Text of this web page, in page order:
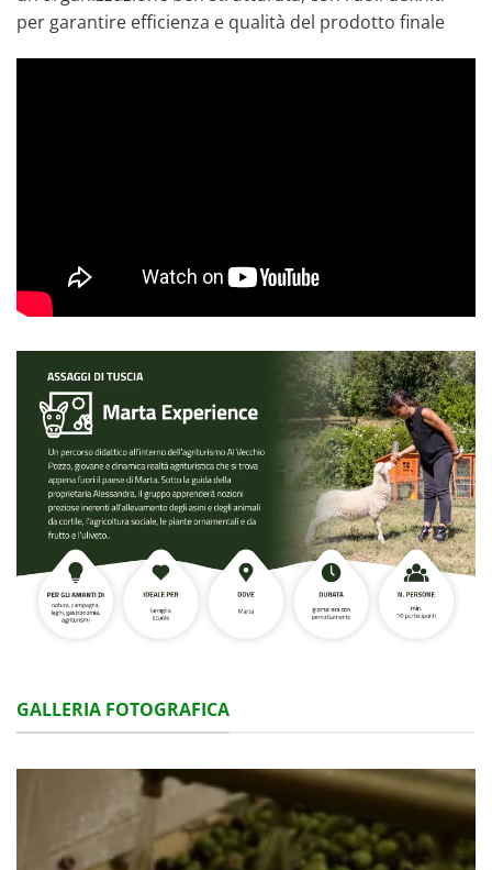
per garantire efficienza e qualità del prodotto finale
GALLERIA FOTOGRAFICA